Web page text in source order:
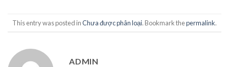
This entry was posted inChưa được phân loại. Bookmark thepermalink.
ADMIN